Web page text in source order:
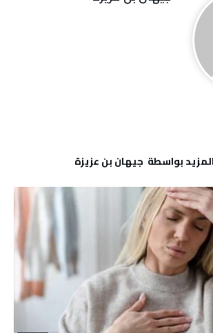
‫‫المزيد بواسطة‬ ‬ جيهان بن عزيزة